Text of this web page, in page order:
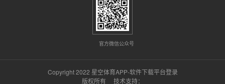
官方微信公众号
Copyright 2022 星空体育APP-软件下载平台登录
版权所有 技术支持：